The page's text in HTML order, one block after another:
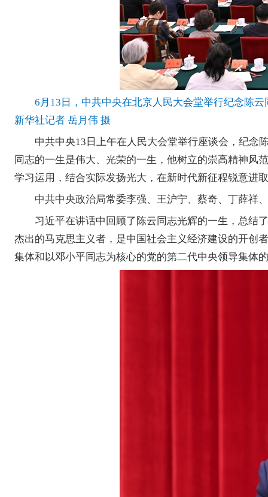
6月13日，中共中央在北京人民大会堂举行纪念陈
新华社记者 岳月伟 摄
中共中央13日上午在人民大会堂举行座谈会，纪念
同志的一生是伟大、光荣的一生，他树立的崇高精神风
学习运用，结合实际发扬光大，在新时代新征程锐意进
中共中央政治局常委李强、王沪宁、蔡奇、丁薛祥
习近平在讲话中回顾了陈云同志光辉的一生，总结
杰出的马克思主义者，是中国社会主义经济建设的开创
集体和以邓小平同志为核心的党的第二代中央领导集体